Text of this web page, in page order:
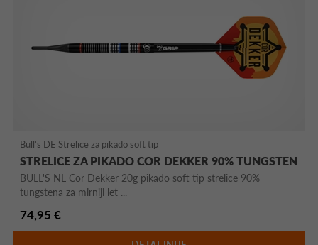
Bull's DE Strelice za pikado soft tip
STRELICE ZA PIKADO COR DEKKER 90% TUNGSTEN
BULL'S NL Cor Dekker 20g pikado soft tip strelice 90%
tungstena za mirniji let ...
74,95 €